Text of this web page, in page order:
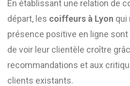
En établissant une relation de
départ, les coiffeurs à Lyon qui
présence positive en ligne
de voir leur clientèle croître
recommandations et aux
clients existants.